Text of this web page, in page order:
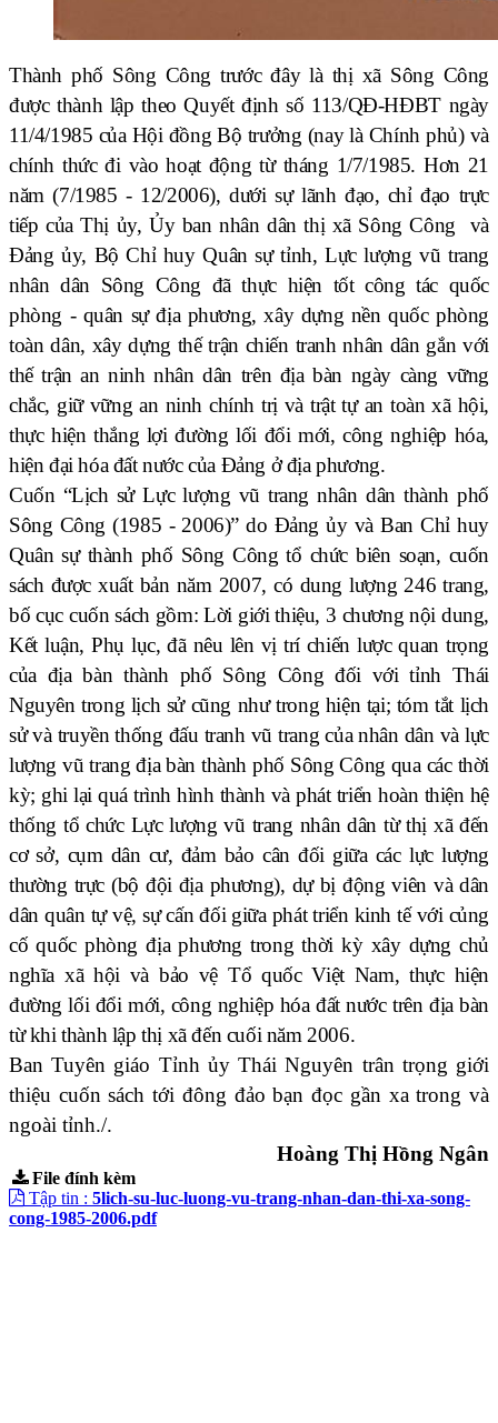
Thành phố Sông Công trước đây là thị xã Sông Công
được thành lập theo Quyết định số 113/QĐ-HĐBT ngày
11/4/1985 của Hội đồng Bộ trưởng (nay là Chính phủ) và
chính thứcđi vào hoạt động từ tháng 1/7/1985. Hơn 21
năm (7/1985 - 12/2006), dưới sự lãnh đạo, chỉ đạo trực
tiếp của Thị ủy, Ủy ban nhân dân thị xã Sông Công và
Đảng ủy, Bộ Chỉ huy Quân sự tỉnh, Lực lượng vũ trang
nhân dân Sông Công đã thực hiện tốt công tác quốc
phòng - quân sự địa phương, xây dựng nền quốc phòng
toàn dân, xây dựng thế trận chiến tranh nhân dân gắn với
thế trận an ninh nhân dân trên địa bàn ngày càng vững
chắc, giữ vững an ninh chính trị và trật tự an toàn xã hội,
thực hiện thắng lợi đường lối đổi mới, công nghiệp hóa,
hiện đại hóa đất nước của Đảng ở địa phương.
Cuốn “Lịch sử Lực lượng vũ trang nhân dân thành phố
Sông Công (1985 - 2006)” do Đảng ủy và Ban Chỉ huy
Quân sự thành phố Sông Công tổ chức biên soạn, cuốn
sách được xuất bản năm 2007, có dung lượng 246 trang,
bố cục cuốn sách gồm: Lời giới thiệu, 3 chương nội dung,
Kết luận, Phụ lục, đã nêu lên vị trí chiến lược quan trọng
của địa bàn thành phố Sông Công đối với tỉnh Thái
Nguyên trong lịch sử cũng như trong hiện tại; tóm tắt lịch
sử và truyền thống đấu tranh vũ trang của nhân dân và lực
lượng vũ trang địa bàn thành phố Sông Công qua các thời
kỳ; ghi lại quá trình hình thành và phát triển hoàn thiện hệ
thống tổ chức Lực lượng vũ trang nhân dân từ thị xã đến
cơ sở, cụm dân cư, đảm bảo cân đối giữa các lực lượng
thường trực (bộ đội địa phương), dự bị động viên và dân
dân quân tự vệ, sự cấn đối giữa phát triển kinh tế với củng
cố quốc phòng địa phương trong thời kỳ xây dựng chủ
nghĩa xã hội và bảo vệ Tổ quốc Việt Nam, thực hiện
đường lối đổi mới, công nghiệp hóa đất nước trên địa bàn
từ khi thành lập thị xã đến cuối năm 2006.
Ban Tuyên giáo Tỉnh ủy Thái Nguyên trân trọng giới
thiệu cuốn sách tới đông đảo bạn đọc gần xa trong và
ngoài tỉnh./.
Hoàng Thị Hồng Ngân
File đính kèm
Tập tin : 5lich-su-luc-luong-vu-trang-nhan-dan-thi-xa-song-
cong-1985-2006.pdf